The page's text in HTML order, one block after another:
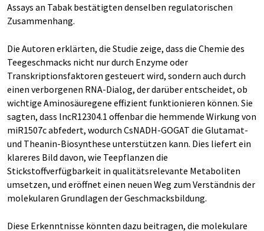
Assays an Tabak bestätigten denselben regulatorischen
Zusammenhang.
Die Autoren erklärten, die Studie zeige, dass die Chemie des
Teegeschmacks nicht nur durch Enzyme oder
Transkriptionsfaktoren gesteuert wird, sondern auch durch
einen verborgenen RNA-Dialog, der darüber entscheidet, ob
wichtige Aminosäuregene effizient funktionieren können. Sie
sagten, dass lncR12304.1 offenbar die hemmende Wirkung von
miR1507c abfedert, wodurch CsNADH-GOGAT die Glutamat-
und Theanin-Biosynthese unterstützen kann. Dies liefert ein
klareres Bild davon, wie Teepflanzen die
Stickstoffverfügbarkeit in qualitätsrelevante Metaboliten
umsetzen, und eröffnet einen neuen Weg zum Verständnis der
molekularen Grundlagen der Geschmacksbildung.
Diese Erkenntnisse könnten dazu beitragen, die molekulare